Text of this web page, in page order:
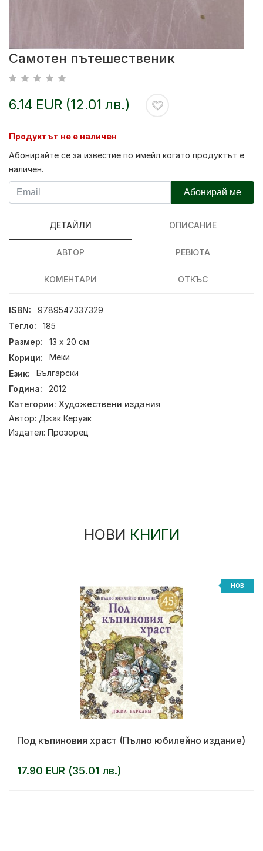
Самотен пътешественик
6.14 EUR (12.01 лв.)
Продуктът не е наличен
Абонирайте се за известие по имейл когато продуктът е
наличен.
Абонирай ме
ДЕТАЙЛИ ОПИСАНИЕ
АВТОР РЕВЮТА
КОМЕНТАРИ ОТКЪС
ISBN:
9789547337329
Тегло:
185
Размер:
13 х 20 см
Корици:
Меки
Език:
Български
Година:
2012
Категории: Художествени издания
Автор: Джак Керуак
Издател: Прозорец
НОВИ КНИГИ
НОВ
Под къпиновия храст (Пълно юбилейно издание)
17.90 EUR (35.01 лв.)